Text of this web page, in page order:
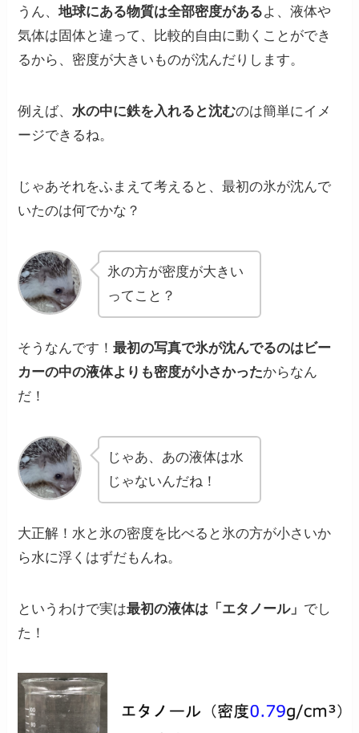
うん、地球にある物質は全部密度があるよ、液体や
気体は固体と違って、比較的自由に動くことができ
るから、密度が大きいものが沈んだりします。
例えば、水の中に鉄を入れると沈むのは簡単にイメ
ージできるね。
じゃあそれをふまえて考えると、最初の氷が沈んで
いたのは何でかな？
氷の方が密度が大きい
ってこと？
そうなんです！最初の写真で氷が沈んでるのはビー
カーの中の液体よりも密度が小さかったからなん
だ！
じゃあ、あの液体は水
じゃないんだね！
大正解！水と氷の密度を比べると氷の方が小さいか
ら水に浮くはずだもんね。
というわけで実は最初の液体は 「エタノール」 でし
た！